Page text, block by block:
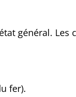
général. Les
fer).